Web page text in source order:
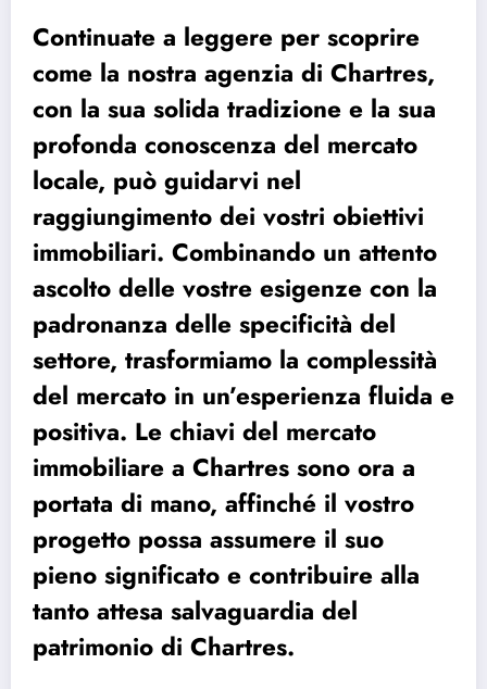
Continuate a leggere per scoprire
come la nostra agenzia di Chartres,
con la sua solida tradizione e la sua
profonda conoscenza del mercato
locale, può guidarvi nel
raggiungimento dei vostri obiettivi
immobiliari. Combinando un attento
ascolto delle vostre esigenze con la
padronanza delle specificità del
settore, trasformiamo la complessità
del mercato in un’esperienza fluida e
positiva. Le chiavi del mercato
immobiliare a Chartres sono ora a
portata di mano, affinché il vostro
progetto possa assumere il suo
pieno significato e contribuire alla
tanto attesa salvaguardia del
patrimonio di Chartres.